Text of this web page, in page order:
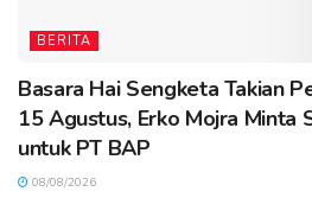
BERITA
Basara Hai Sengketa Takian
15 Agustus, Erko Mojra Minta
untuk PT BAP
08/08/2026